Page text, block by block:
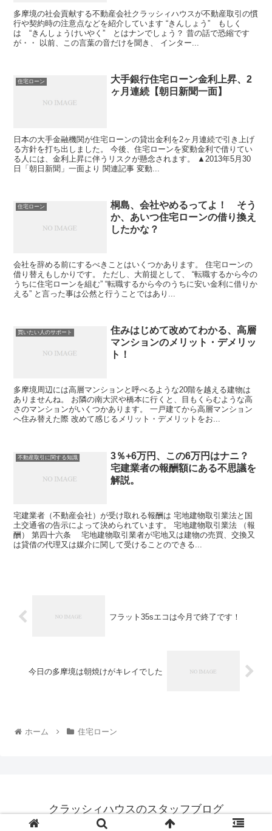
多摩境の社会貢献する不動産会社クラッシィハウスが不動産取引の慣
行や契約時の注意点などを紹介しています “きんしょう” もしく
は “きんしょうけいやく” とはナンでしょう？ 昔の話で恐縮です
が・・ 以前、この言葉の音だけを聞き、 インター...
住宅ローン
大手銀行住宅ローン金利上昇、2
ヶ月連続【朝日新聞一面】
日本の大手金融機関が住宅ローンの貸出金利を2ヶ月連続で引き上げ
る方針を打ち出しました。 今後、住宅ローンを変動金利で借りてい
る人には、金利上昇に伴うリスクが懸念されます。 ▲2013年5月30
日「朝日新聞」一面より 関連記事 変動...
住宅ローン
桐島、会社やめるってよ！ そう
か、あいつ住宅ローンの借り換え
したかな？
会社を辞める前にするべきことはいくつかあります。 住宅ローンの
借り替えもしかりです。 ただし、大前提として、 “転職するから今の
うちに住宅ローンを組む” “転職するから今のうちに安い金利に借りか
える” と言った事は公然と行うことではあり...
買いたい人のサポート
住みはじめて改めてわかる、高層
マンションのメリット・デメリッ
ト！
多摩境周辺には高層マンションと呼べるような20階を越える建物は
ありませんね。 お隣の南大沢や橋本に行くと、目もくらむような高
さのマンションがいくつかあります。 一戸建てから高層マンション
へ住み替えた際 改めて感じるメリット・デメリットをお...
不動産取引に関する知識
3％+6万円、この6万円はナニ？
宅建業者の報酬額にある不思議を
解説。
宅建業者（不動産会社）が受け取れる報酬は 宅地建物取引業法と国
土交通省の告示によって決められています。 宅地建物取引業法 （報
酬） 第四十六条 宅地建物取引業者が宅地又は建物の売買、交換又
は貸借の代理又は媒介に関して受けることのできる...
フラット35sエコは今月で終了です！
今日の多摩境は朝焼けがキレイでした
ホーム 住宅ローン
クラッシィハウスのスタッフブログ
© 2019 クラッシィハウスのスタッフブログ.